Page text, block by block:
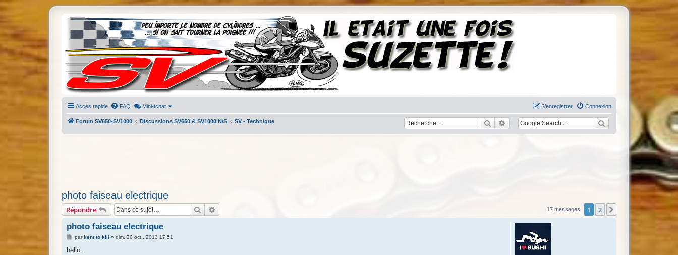
Accès rapide FAQ Mini-tchat Connexion
S’enregistrer
Forum SV650-SV1000 Discussions SV650 & SV1000 N/S SV - Technique RechercherRecherche avancée
photo faiseau electrique
Répondre Rechercher 17 messages 1 2 Suivante
photo faiseau electrique
M
s
parkent to kill » dim. 20 oct., 2013 17:51
hello,